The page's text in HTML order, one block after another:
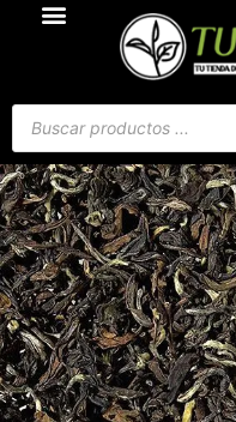
Búsqueda
productos